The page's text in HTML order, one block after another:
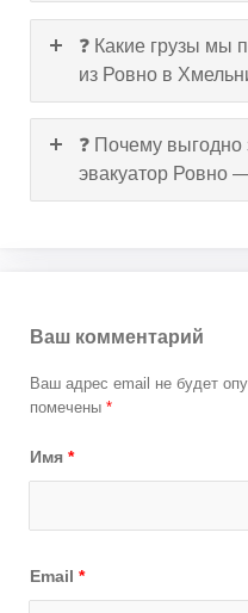
❓ Какие грузы мы
из Ровно в
❓ Почему выгодно
эвакуатор Ровно
Ваш комментарий
Ваш адрес email не будет
помечены *
Имя *
Email *